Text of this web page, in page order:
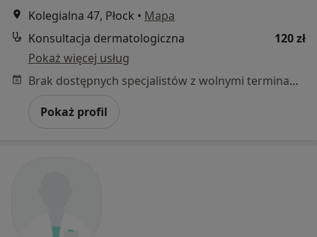
Kolegialna 47, Płock • Mapa
Konsultacja dermatologiczna
120 zł
Pokaż więcej usług
Brak dostępnych specjalistów z wolnymi terminami w tym centrum medycznym.
Pokaż profil